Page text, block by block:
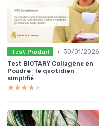
Test Produit • 30/01/2026
Test BIOTARY Collagène en
Poudre : le quotidien
simplifié
★★★★★
★★★★★